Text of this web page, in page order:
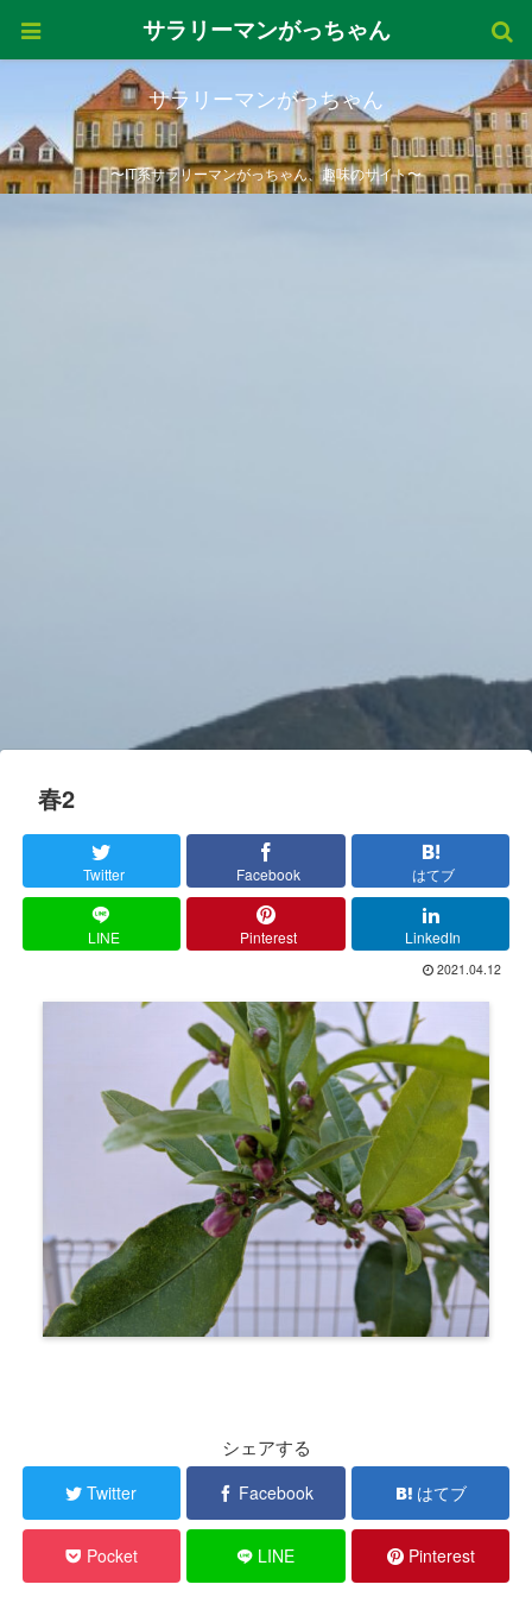
サラリーマンがっちゃん
〜IT系サラリーマンがっちゃん、趣味のサイト〜
春2
Twitter Facebook はてブ
LINE Pinterest LinkedIn
2021.04.12
シェアする
Twitter Facebook はてブ
Pocket LINE Pinterest
サラリーマンがっちゃん